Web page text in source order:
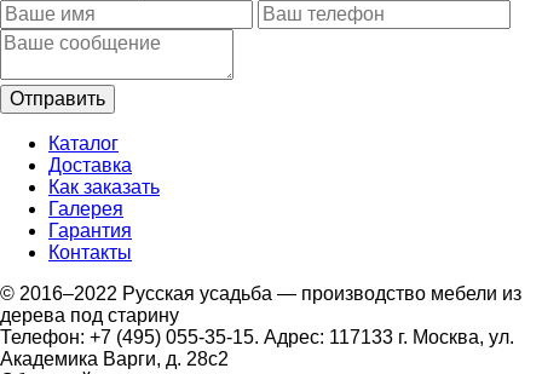
Каталог
Доставка
Как заказать
Галерея
Гарантия
Контакты
© 2016–2022 Русская усадьба — производство мебели из
дерева под старину
Телефон: +7 (495) 055-35-15. Адрес: 117133 г. Москва, ул.
Академика Варги, д. 28с2